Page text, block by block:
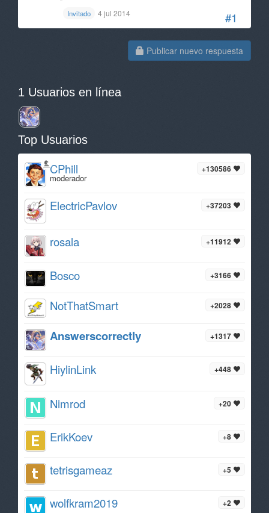
#1
Invitado 4 jul 2014
Publicar nuevo respuesta
1 Usuarios en línea
Top Usuarios
+130586
CPhill
moderador
+37203
ElectricPavlov
+11912
rosala
+3166
Bosco
+2028
NotThatSmart
+1317
AnswerscorrectIy
+448
HiylinLink
+20
Nimrod
+8
ErikKoev
+5
tetrisgameaz
+2
wolfkram2019